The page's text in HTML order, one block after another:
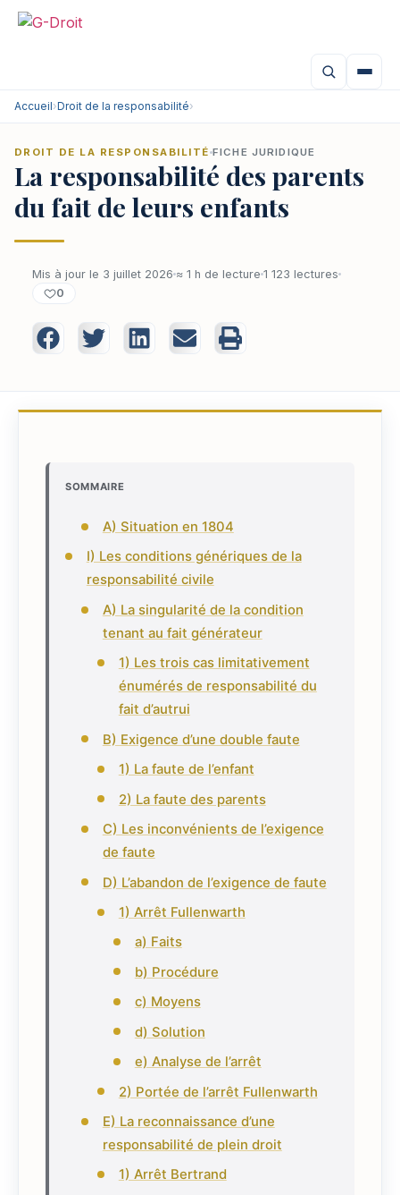
Accueil›Droit de la responsabilité›
DROIT DE LA RESPONSABILITÉ FICHE JURIDIQUE
La responsabilité des parents
du fait de leurs enfants
Mis à jour le 3 juillet 2026 ≈ 1 h de lecture 1 123 lectures
0
SOMMAIRE
A) Situation en 1804
I) Les conditions génériques de la
responsabilité civile
A) La singularité de la condition
tenant au fait générateur
1) Les trois cas limitativement
énumérés de responsabilité du
fait d’autrui
B) Exigence d’une double faute
1) La faute de l’enfant
2) La faute des parents
C) Les inconvénients de l’exigence
de faute
D) L’abandon de l’exigence de faute
1) Arrêt Fullenwarth
a) Faits
b) Procédure
c) Moyens
d) Solution
e) Analyse de l’arrêt
2) Portée de l’arrêt Fullenwarth
E) La reconnaissance d’une
responsabilité de plein droit
1) Arrêt Bertrand